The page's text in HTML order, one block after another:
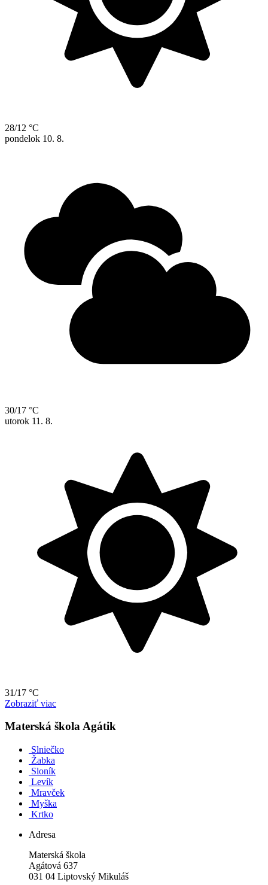
28/12 °C
pondelok 10. 8.
30/17 °C
utorok 11. 8.
31/17 °C
Zobraziť viac
Materská škola Agátik
Slniečko
Žabka
Sloník
Levík
Mravček
Myška
Krtko
Adresa
Materská škola
Agátová 637
031 04 Liptovský Mikuláš